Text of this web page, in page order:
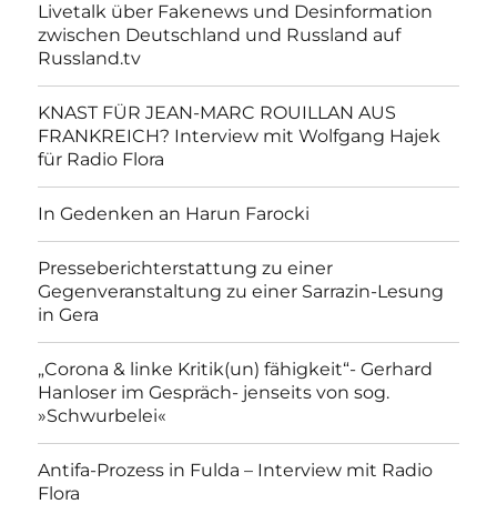
Livetalk über Fakenews und Desinformation
zwischen Deutschland und Russland auf
Russland.tv
KNAST FÜR JEAN-MARC ROUILLAN AUS
FRANKREICH? Interview mit Wolfgang Hajek
für Radio Flora
In Gedenken an Harun Farocki
Presseberichterstattung zu einer
Gegenveranstaltung zu einer Sarrazin-Lesung
in Gera
„Corona & linke Kritik(un) fähigkeit“- Gerhard
Hanloser im Gespräch- jenseits von sog.
»Schwurbelei«
Antifa-Prozess in Fulda – Interview mit Radio
Flora